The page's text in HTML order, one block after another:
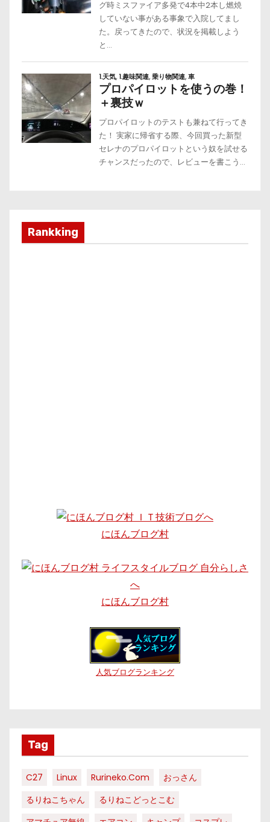
Rankking
にほんブログ村
にほんブログ村
人気ブログランキング
Tag
C27 Linux Rurineko.com
おっさん
るりねこちゃん
るりねこどっとこむ